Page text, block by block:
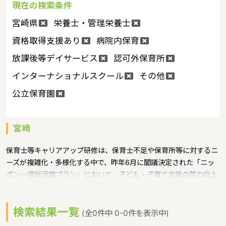
現在の検索条件
宮崎県
栄養士・管理栄養士
資格取得支援あり
病院内保育
放課後等デイサービス
認可外保育所
インターナショナルスクール
その他
公立保育園
宮崎
保育士等キャリアアップ研修は、保育士不足や保育所等に対するニ
ーズが複雑化・多様化する中で、昨年6月に閣議決定された「ニッ
ポン一億総活躍プラン」において、子ども・子育て支援の質の向上
与等の処遇改善を行うことが示されたことから、職位や職務内容に
応じた研修を実施し、その要件を果たし、リーダー的職員の育成を
検索結果一覧 (全0件中 0-0件を表示中)